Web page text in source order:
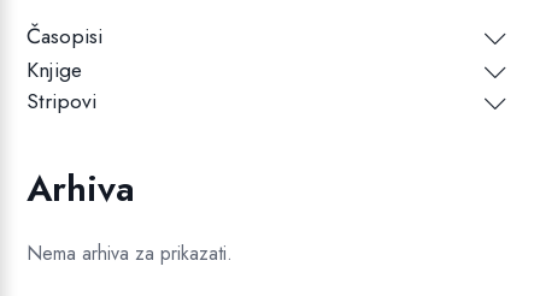
Časopisi
Knjige
Stripovi
Arhiva
Nema arhiva za prikazati.